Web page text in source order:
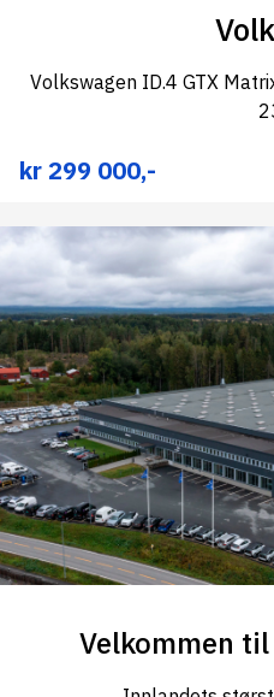
Volkswagen ID.4 GTX
kr 299 000,-
Velkommen